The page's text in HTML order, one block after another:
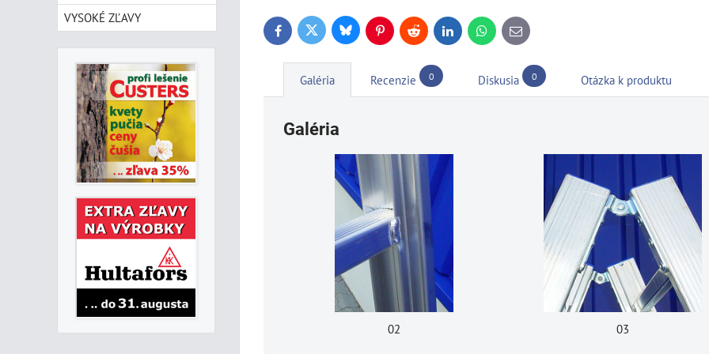
FacebookTwitter BlueskyPinterestReddit LinkedInWhatsApp
E-
mail
Galéria Recenzie 0 Diskusia 0 Otázka k produktu
Galéria
02 03
VYSOKÉ ZĽAVY